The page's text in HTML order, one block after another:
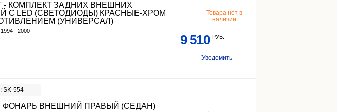
- КОМПЛЕКТ ЗАДНИХ ВНЕШНИХ
С LED (СВЕТОДИОДЫ) КРАСНЫЕ-XРОМ
(УНИВЕРСАЛ)
1994 - 2000
Товара нет в
наличии
9 510 РУБ.
Уведомить
SK-554
ФОНАРЬ ВНЕШНИЙ ПРАВЫЙ (СЕДАН)